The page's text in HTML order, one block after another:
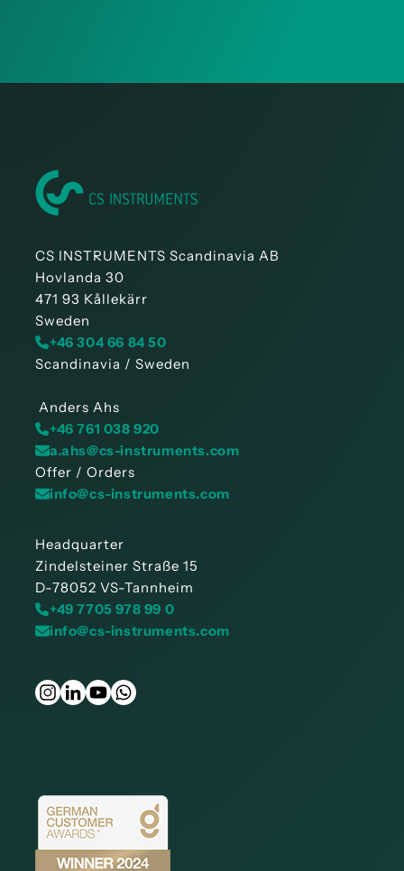
CS INSTRUMENTS Scandinavia AB
Hovlanda 30
471 93 Kållekärr
Sweden
+46 304 66 84 50
Scandinavia / Sweden
Anders Ahs
+46 761 038 920
a.ahs@cs-instruments.com
Offer / Orders
info@cs-instruments.com
Headquarter
Zindelsteiner Straße 15
D-78052 VS-Tannheim
+49 7705 978 99 0
info@cs-instruments.com